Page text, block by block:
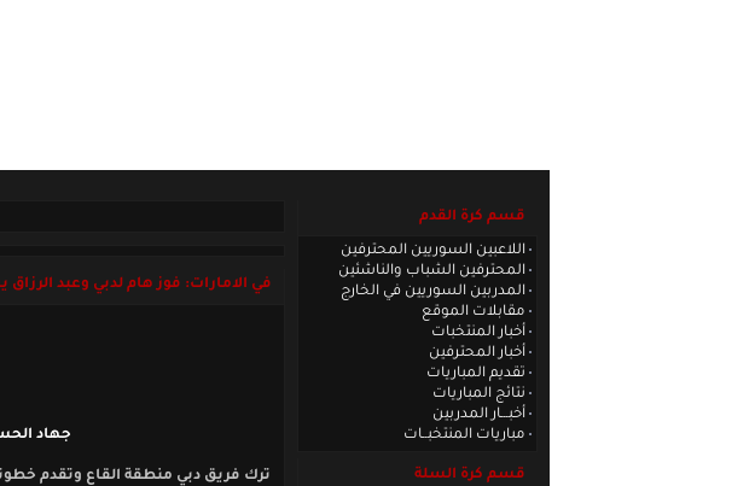
قسم كرة القدم
اللاعبين السوريين المحترفين
المحترفين الشباب والناشئين
المدربين السوريين في الخارج
مقابلات الموقع
أخبار المنتخبات
أخبار المحترفين
تقديم المباريات
نتائج المباريات
أخبـــار المدربين
مباريات المنتخبــات
قسم كرة السلة
في الامارات: فوز هام لدبي وعبد
جهاد
ترك فريق دبي منطقة القاع وتقدم